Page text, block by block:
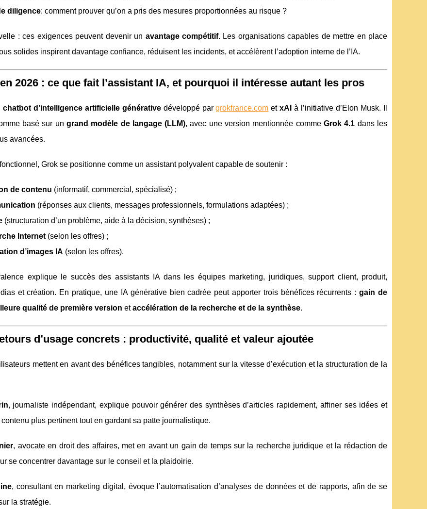
diligence: comment prouver qu’on a pris des mesures proportionnées au risque ?
: ces exigences peuvent devenir un avantage compétitif. Les organisations capables de mettre en place
solides inspirent davantage confiance, réduisent les incidents, et accélèrent l’adoption interne de l’IA.
2026 : ce que fait l’assistant IA, et pourquoi il intéresse autant les pros
chatbot d’intelligence artificielle générativedéveloppé pargrokfrance.com etxAI à l’initiative d’Elon Musk. Il
basé sur un grand modèle de langage (LLM), avec une version mentionnée commeGrok 4.1 dans les
avancées.
Grok se positionne comme un assistant polyvalent capable de soutenir :
de contenu (informatif, commercial, spécialisé) ;
(réponses aux clients, messages professionnels, formulations adaptées) ;
(structuration d’un problème, aide à la décision, synthèses) ;
Internet (selon les offres) ;
d’images IA (selon les offres).
explique le succès des assistants IA dans les équipes marketing, juridiques, support client, produit,
et création. En pratique, une IA générative bien cadrée peut apporter trois bénéfices récurrents :gain de
qualité de première version etaccélération de la recherche et de la synthèse.
d’usage concrets : productivité, qualité et valeur ajoutée
mettent en avant des bénéfices tangibles, notamment sur la vitesse d’exécution et la structuration de la
, journaliste indépendant, explique pouvoir générer des synthèses d’articles rapidement, affiner ses idées et
plus pertinent tout en gardant sa patte journalistique.
, avocate en droit des affaires, met en avant un gain de temps sur la recherche juridique et la rédaction de
se concentrer davantage sur le conseil et la plaidoirie.
, consultant en marketing digital, évoque l’automatisation d’analyses de données et de rapports, afin de se
la stratégie.